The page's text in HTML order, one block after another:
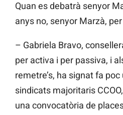
Quan es debatrà senyor
anys no, senyor Marzà,
– Gabriela Bravo,
per activa i per passiva, i
remetre’s, ha signat fa
sindicats majoritaris
una convocatòria de